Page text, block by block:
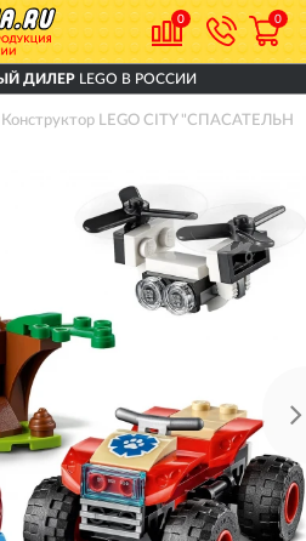
0 0
ДИЛЕР LEGO В РОССИИ
Конструктор LEGO CITY